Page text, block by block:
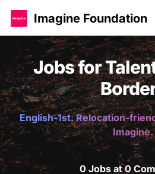
Imagine Foundation
Jobs for
English-1st. Relocation-
Imagine.
0 Jobs at 0